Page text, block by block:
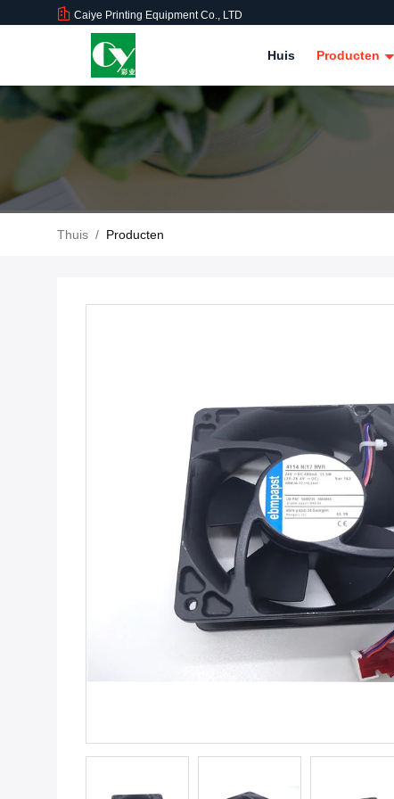
Caiye Printing Equipment Co., LTD
Huis Producten
Thuis / Producten